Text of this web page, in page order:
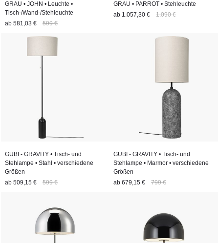
GRAU • JOHN • Leuchte •
Tisch-/Wand-/Stehleuchte
ab 581,03 € 599 €
GRAU • PARROT • Stehleuchte
ab 1.057,30 € 1.090 €
GUBI - GRAVITY • Tisch- und
Stehlampe • Stahl • verschiedene
Größen
ab 509,15 € 599 €
GUBI - GRAVITY • Tisch- und
Stehlampe • Marmor • verschiedene
Größen
ab 679,15 € 799 €